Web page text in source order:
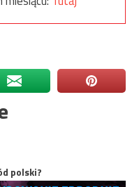
polski?